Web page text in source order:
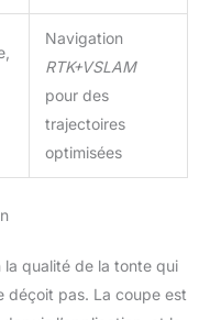
Navigation
RTK+VSLAM
pour des
trajectoires
optimisées
la qualité de la tonte qui
déçoit pas. La coupe est